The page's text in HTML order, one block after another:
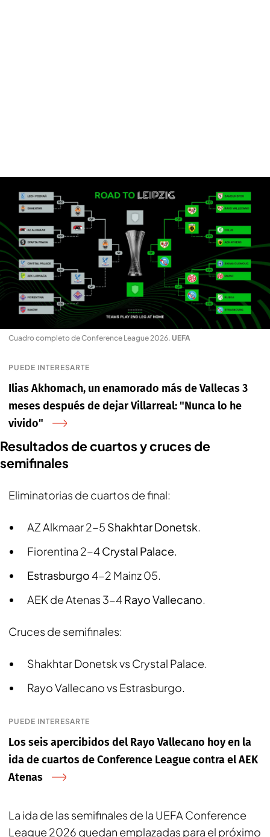
Cuadro completo de Conference League 2026. UEFA
PUEDE INTERESARTE
Ilias Akhomach, un enamorado más de Vallecas 3
meses después de dejar Villarreal: "Nunca lo he
vivido"
Resultados de cuartos y cruces de
semifinales
Eliminatorias de cuartos de final:
AZ Alkmaar 2-5 Shakhtar Donetsk.
Fiorentina 2-4Crystal Palace.
Estrasburgo4-2 Mainz 05.
AEK de Atenas 3-4Rayo Vallecano.
Cruces de semifinales:
Shakhtar Donetsk vs Crystal Palace.
Rayo Vallecano vs Estrasburgo.
PUEDE INTERESARTE
Los seis apercibidos del Rayo Vallecano hoy en la
ida de cuartos de Conference League contra el AEK
Atenas
La ida de las semifinales de la UEFA Conference
League 2026 quedan emplazadas para el próximo